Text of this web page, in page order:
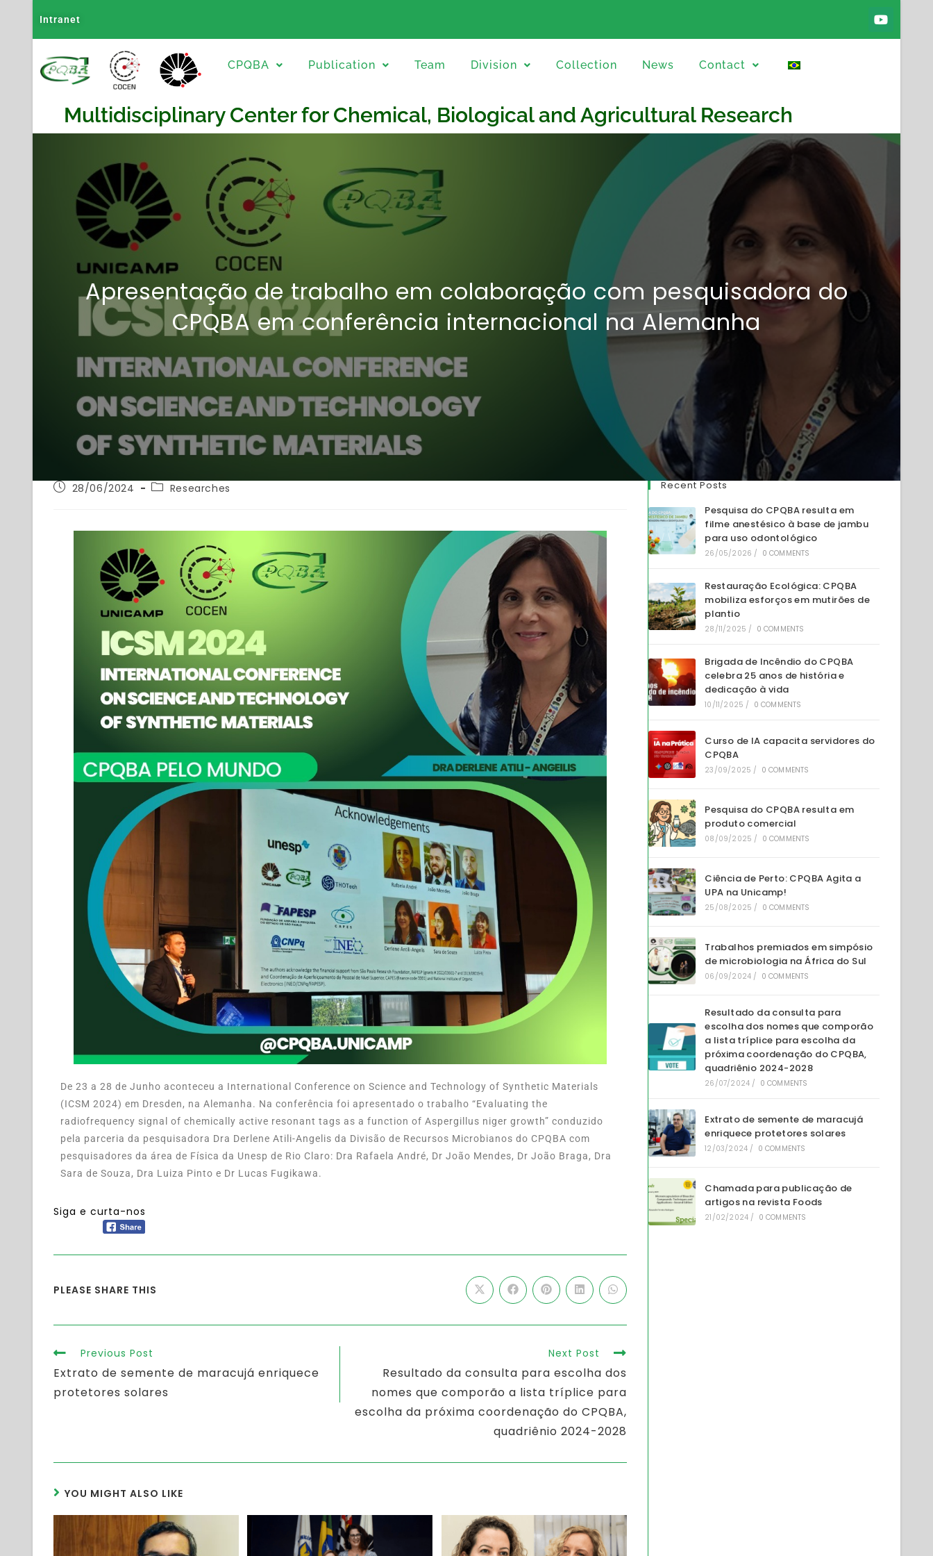
Intranet
CPQBA Publication Team Division Collection News Contact
Multidisciplinary Center for Chemical, Biological and Agricultural Research
Apresentação de trabalho em colaboração com pesquisadora do
CPQBA em conferência internacional na Alemanha
28/06/2024 Researches
De 23 a 28 de Junho aconteceu a International Conference on Science and Technology of Synthetic Materials
(ICSM 2024) em Dresden, na Alemanha. Na conferência foi apresentado o trabalho “Evaluating the
radiofrequency signal of chemically active resonant tags as a function of Aspergillus niger growth” conduzido
pela parceria da pesquisadora Dra Derlene Atili-Angelis da Divisão de Recursos Microbianos do CPQBA com
pesquisadores da área de Física da Unesp de Rio Claro: Dra Rafaela André, Dr João Mendes, Dr João Braga, Dra
Sara de Souza, Dra Luiza Pinto e Dr Lucas Fugikawa.
Siga e curta-nos
PLEASE SHARE THIS
Previous Post
Extrato de semente de maracujá enriquece
protetores solares
Next Post
Resultado da consulta para escolha dos
nomes que comporão a lista tríplice para
escolha da próxima coordenação do CPQBA,
quadriênio 2024-2028
YOU MIGHT ALSO LIKE
Recent Posts
Pesquisa do CPQBA resulta em
filme anestésico à base de jambu
para uso odontológico
26/05/2026 / 0 COMMENTS
Restauração Ecológica: CPQBA
mobiliza esforços em mutirões de
plantio
28/11/2025 / 0 COMMENTS
Brigada de Incêndio do CPQBA
celebra 25 anos de história e
dedicação à vida
10/11/2025 / 0 COMMENTS
Curso de IA capacita servidores do
CPQBA
23/09/2025 / 0 COMMENTS
Pesquisa do CPQBA resulta em
produto comercial
08/09/2025 / 0 COMMENTS
Ciência de Perto: CPQBA Agita a
UPA na Unicamp!
25/08/2025 / 0 COMMENTS
Trabalhos premiados em simpósio
de microbiologia na África do Sul
06/09/2024 / 0 COMMENTS
Resultado da consulta para
escolha dos nomes que comporão
a lista tríplice para escolha da
próxima coordenação do CPQBA,
quadriênio 2024-2028
26/07/2024 / 0 COMMENTS
Extrato de semente de maracujá
enriquece protetores solares
12/03/2024 / 0 COMMENTS
Chamada para publicação de
artigos na revista Foods
21/02/2024 / 0 COMMENTS